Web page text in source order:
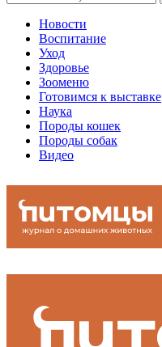
Новости
Воспитание
Уход
Здоровье
Зооменю
Готовимся к выставке
Наука
Породы кошек
Породы собак
Видео